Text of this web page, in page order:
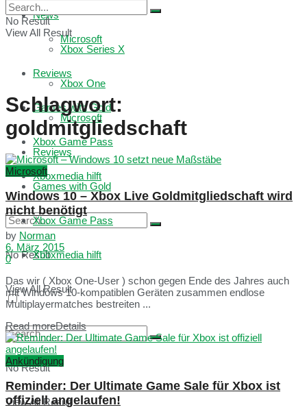
Microsoft
Reviews
Games with Gold
Xbox Game Pass
Xboxmedia hilft
No Result
View All Result
News
Xbox Series X
Xbox One
Microsoft
Reviews
Games with Gold
Xbox Game Pass
Xboxmedia hilft
No Result
View All Result
No Result
View All Result
Schlagwort:
goldmitgliedschaft
Microsoft
Windows 10 – Xbox Live Goldmitgliedschaft wird
nicht benötigt
by Norman
6. März 2015
0
Das wir ( Xbox One-User ) schon gegen Ende des Jahres auch
mit Windows 10-kompatiblen Geräten zusammen endlose
Multiplayermatches bestreiten ...
Read moreDetails
Ankündigung
Reminder: Der Ultimate Game Sale für Xbox ist
offiziell angelaufen!